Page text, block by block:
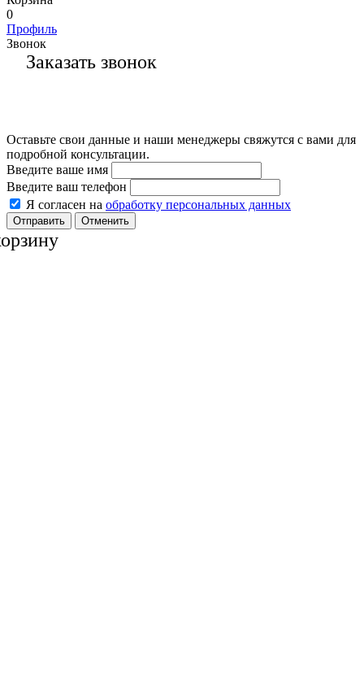
0
Профиль
Звонок
Заказать звонок
Оставьте свои данные и наши менеджеры свяжутся с вами для
подробной консультации.
Введите ваше имя
Введите ваш телефон
Я согласен на обработку персональных данных
Отменить